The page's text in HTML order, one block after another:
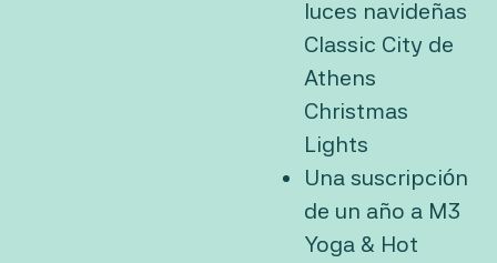
luces navideñas
Classic City de
Athens
Christmas
Lights
Una suscripción
de un año a M3
Yoga & Hot